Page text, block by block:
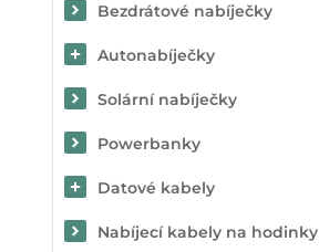
Bezdrátové nabíječky
Autonabíječky
Solární nabíječky
Powerbanky
Datové kabely
Nabíjecí kabely na hodinky